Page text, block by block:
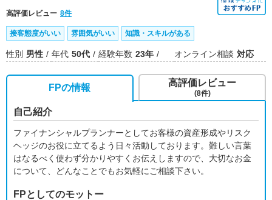
高評価レビュー 8件
接客態度がいい 雰囲気がいい 知識・スキルがある
性別 男性 年代 50代 経験年数 23年 オンライン相談 対応
FPの情報
自己紹介
ファイナンシャルプランナーとしてお客様の資産形成やリスク
ヘッジのお役に立てるよう日々活動しております。難しい言葉
はなるべく使わず分かりやすくお伝えしますので、大切なお金
について、どんなことでもお気軽にご相談下さい。
FPとしてのモットー
高評価レビュー
(8件)